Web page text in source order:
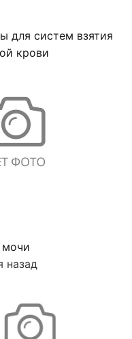
для систем взятия
крови
назад